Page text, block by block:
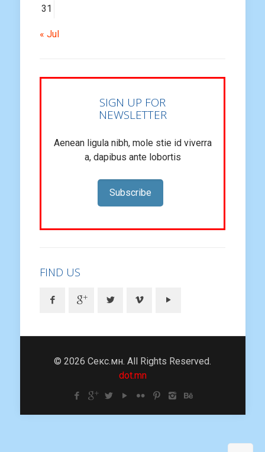
31
« Jul
SIGN UP FOR
NEWSLETTER
Aenean ligula nibh, mole stie id viverra
a, dapibus ante lobortis
Subscribe
FIND US
© 2026 Секс.мн. All Rights Reserved.
dot.mn